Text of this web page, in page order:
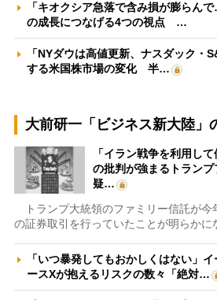
「キオクシア急落で含み損が膨らん
の成長につなげる4つの視点 …
「NYダウは高値更新、ナスダック・
する米国株市場の変化 半…
大前研一「ビジネス新大陸」
「イラン戦争を利用し
の批判が強まるトラン
疑…
トランプ大統領のファミリー信託が今
の証券取引を行っていたことが明らか
「いつ暴発してもおかしくはない」
ースXが抱えるリスクの数々「絶対…